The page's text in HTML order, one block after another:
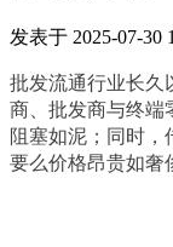
发表于 2025-07-
批发流通行业长久
商、批发商与终端
阻塞如泥；同时，
要么价格昂贵如奢